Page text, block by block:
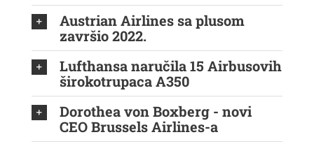
Austrian Airlines sa plusom
završio 2022.
Lufthansa naručila 15 Airbusovih
širokotrupaca A350
Dorothea von Boxberg - novi
CEO Brussels Airlines-a